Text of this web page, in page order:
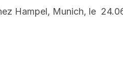
Hampel, Munich, le